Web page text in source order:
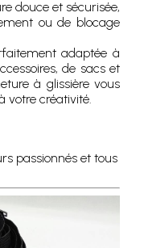
douce et sécurisée,
ou de blocage
adaptée à
de sacs et
à glissière vous
votre créativité.
passionnés et tous